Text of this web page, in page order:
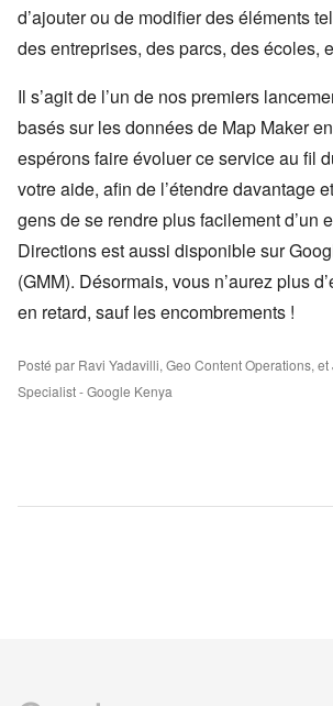
d’ajouter ou de modifier des éléments
des entreprises, des parcs, des écoles,
Il s’agit de l’un de nos premiers
basés sur les données de Map Maker
espérons faire évoluer ce service au fil
votre aide, afin de l’étendre davantage
gens de se rendre plus facilement d’un
Directions est aussi disponible sur
(GMM). Désormais, vous n’aurez plus
en retard, sauf les encombrements !
Posté par Ravi Yadavilli, Geo Content Operations,
Specialist - Google Kenya